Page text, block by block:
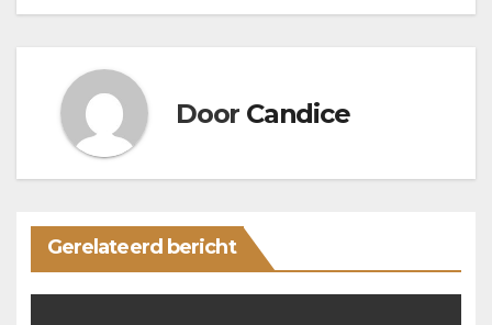
Door Candice
Gerelateerd bericht